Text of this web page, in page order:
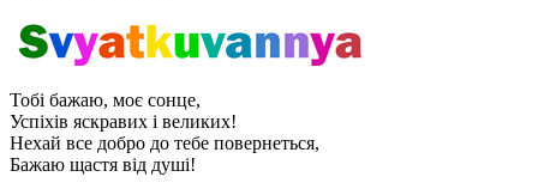
Тобі бажаю, моє сонце,
Успіхів яскравих і великих!
Нехай все добро до тебе повернеться,
Бажаю щастя від душі!